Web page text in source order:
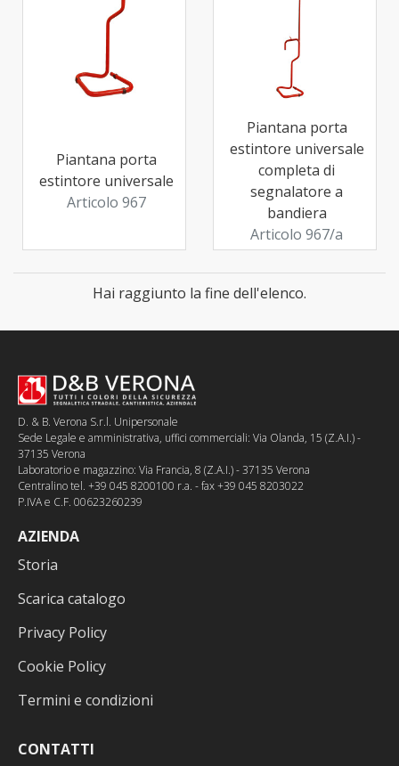
Piantana porta
estintore universale
Articolo 967
Piantana porta
estintore universale
completa di
segnalatore a
bandiera
Articolo 967/a
Hai raggiunto la fine dell'elenco.
D. & B. Verona S.r.l. Unipersonale
Sede Legale e amministrativa, uffici commerciali: Via Olanda, 15 (Z.A.I.) -
37135 Verona
Laboratorio e magazzino: Via Francia, 8 (Z.A.I.) - 37135 Verona
Centralino tel. +39 045 8200100 r.a. - fax +39 045 8203022
P.IVA e C.F. 00623260239
AZIENDA
Storia
Scarica catalogo
Privacy Policy
Cookie Policy
Termini e condizioni
CONTATTI